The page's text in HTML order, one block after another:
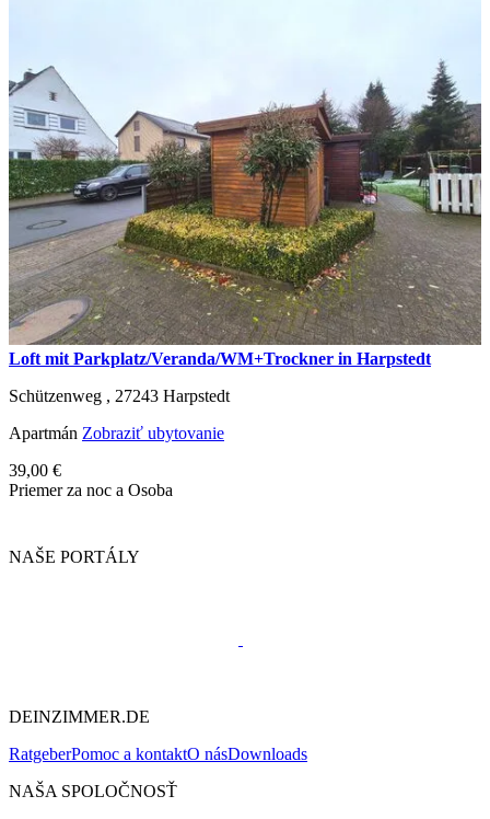
Loft mit Parkplatz/Veranda/WM+Trockner in Harpstedt
Schützenweg , 27243 Harpstedt
Apartmán Zobraziť ubytovanie
39,00 €
Priemer za noc a Osoba
NAŠE PORTÁLY
DEINZIMMER.DE
RatgeberPomoc a kontaktO násDownloads
NAŠA SPOLOČNOSŤ